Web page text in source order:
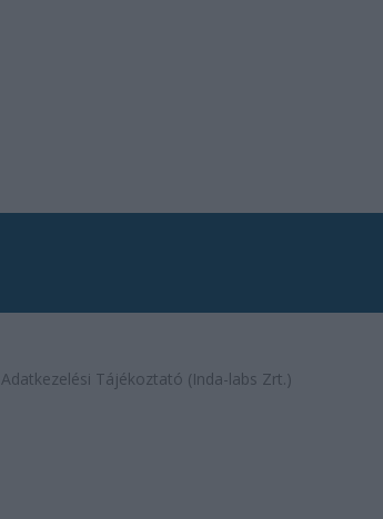
Adatkezelési Tájékoztató (Inda-labs Zrt.)